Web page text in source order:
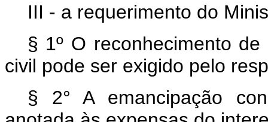
III - a requerimento do
§ 1º O reconhecimento
civil pode ser exigido pelo
§ 2° A emancipação